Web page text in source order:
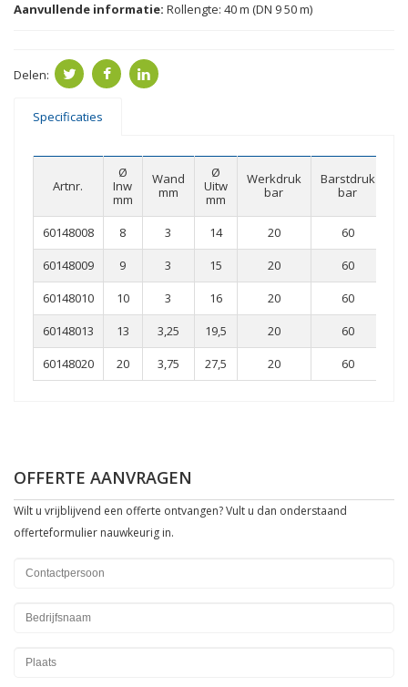
Aanvullende informatie: Rollengte: 40m (DN 950m)
Delen:
Specificaties
Artnr.
Ø
Inw
mm
Wand
mm
Ø
Uitw
mm
Werkdruk
bar
Barstdruk
bar
60148008 8 3 14 20
60
60148009
9 3 15 20
60
60148010
10 3 16 20
60
60148013
13 3,25 19,5 20
60
60148020
20 3,75 27,5 20 60
OFFERTE AANVRAGEN
Wilt u vrijblijvend een offerte ontvangen? Vult u dan onderstaand
offerteformulier nauwkeurig in.